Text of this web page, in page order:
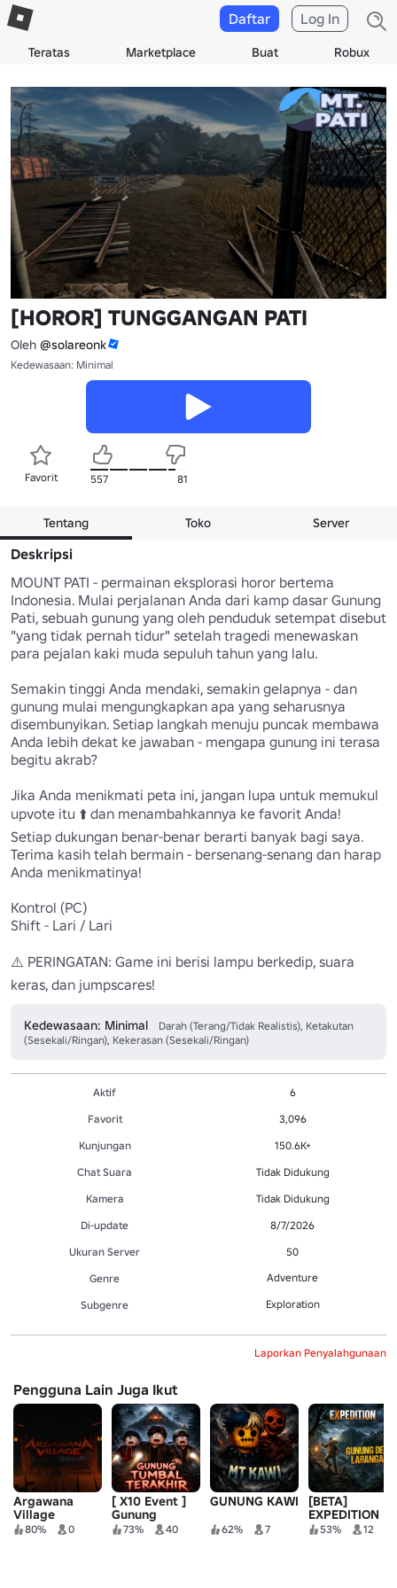
Teratas Marketplace Buat Robux
Daftar Log In
[HOROR] TUNGGANGAN PATI
Oleh @solareonk
Kedewasaan: Minimal
Favorit 557 81
Tentang Toko Server
Deskripsi
MOUNT PATI - permainan eksplorasi horor bertema
Indonesia. Mulai perjalanan Anda dari kamp dasar Gunung
Pati, sebuah gunung yang oleh penduduk setempat disebut
"yang tidak pernah tidur" setelah tragedi menewaskan
para pejalan kaki muda sepuluh tahun yang lalu.
Semakin tinggi Anda mendaki, semakin gelapnya - dan
gunung mulai mengungkapkan apa yang seharusnya
disembunyikan. Setiap langkah menuju puncak membawa
Anda lebih dekat ke jawaban - mengapa gunung ini terasa
begitu akrab?
Jika Anda menikmati peta ini, jangan lupa untuk memukul
upvote itu ⬆️ dan menambahkannya ke favorit Anda!
Setiap dukungan benar-benar berarti banyak bagi saya.
Terima kasih telah bermain - bersenang-senang dan harap
Anda menikmatinya!
Kontrol (PC)
Shift - Lari / Lari
⚠️ PERINGATAN: Game ini berisi lampu berkedip, suara
keras, dan jumpscares!
Kedewasaan: Minimal
Darah (Terang/Tidak Realistis), Ketakutan
(Sesekali/Ringan), Kekerasan (Sesekali/Ringan)
Aktif
6
Favorit
3,096
Kunjungan
150.6K+
Chat Suara
Tidak Didukung
Kamera
Tidak Didukung
Di-update
8/7/2026
Ukuran Server
50
Genre
Adventure
Subgenre Exploration
Laporkan Penyalahgunaan
Pengguna Lain Juga Ikut
Argawana
Village
80% 0
[ X10 Event ]
Gunung
Tumbal
73% 40
GUNUNG KAWI
62% 7
[BETA]
EXPEDITION
GUNUNG DESA
53% 12